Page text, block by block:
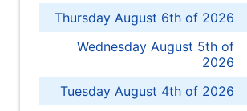
Thursday August 6th of 2026
Wednesday August 5th of
2026
Tuesday August 4th of 2026